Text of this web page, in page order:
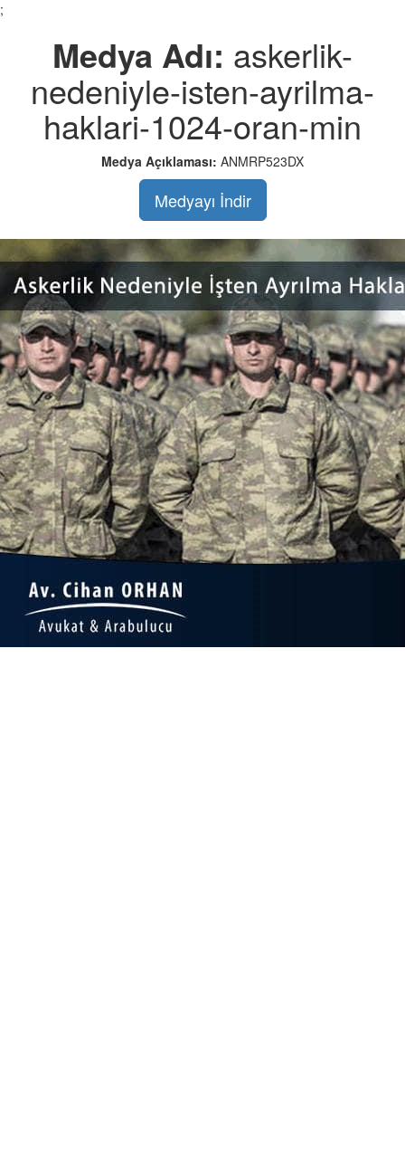
;
Medya Adı: askerlik-
nedeniyle-isten-ayrilma-
haklari-1024-oran-min
Medya Açıklaması: ANMRP523DX
Medyayı İndir